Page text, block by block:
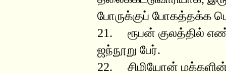
போருக்குப்
21. ரூபன் குலத்தில்
ஜந்நூறு பேர்.
22. சிமியோன்